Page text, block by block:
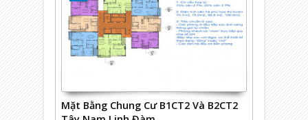
Mặt Bằng Chung Cư B1CT2 Và B2CT2